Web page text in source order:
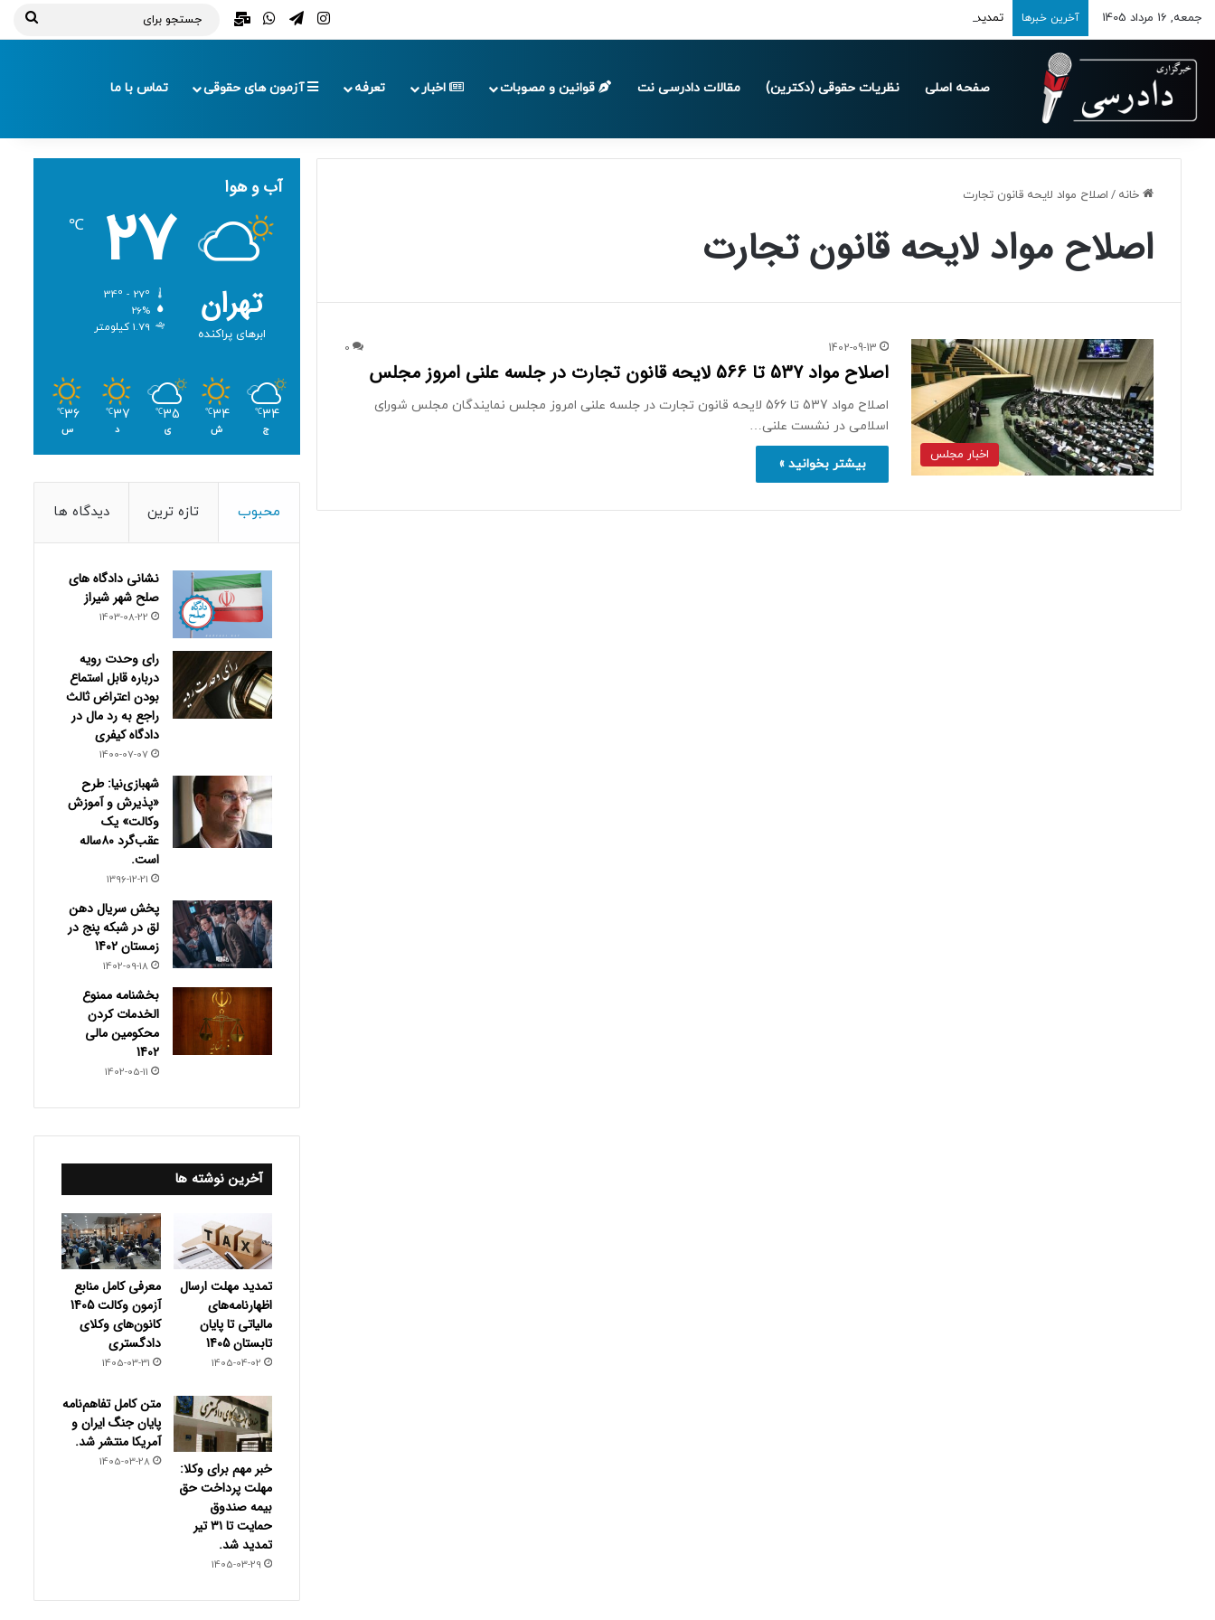
جمعه, 16 مرداد 1405 آخرین خبرها تمدید مهلت ارسال اظهارنامه‌های مالیاتی تا پایان تابستان 1405 اینستاگرام
تلگرامواتس آپ
ایمیل
صفحه اصلی نظریات حقوقی (دکترین) مقالات دادرسی نت قوانین و مصوبات اخبار تعرفه آزمون های حقوقی تماس با ما
خانه / اصلاح مواد لایحه قانون تجارت
اصلاح مواد لایحه قانون تجارت
اخبار مجلس
1402-09-13
0
اصلاح مواد 537 تا 566 لایحه قانون تجارت در جلسه علنی امروز مجلس
اصلاح مواد 537 تا 566 لایحه قانون تجارت در جلسه علنی امروز مجلس نمایندگان مجلس شورای
اسلامی در نشست علنی…
بیشتر بخوانید »
آب و هوا
تهران
ابرهای پراکنده
27
℃
26%
1.79 کیلومتر
34
℃
ج
34
℃
ش
35
℃
ی
37
℃
د
36
℃
س
محبوب تازه ترین دیدگاه ها
نشانی دادگاه های
صلح شهر شیراز
1403-08-22
رای وحدت رویه
درباره قابل استماع
بودن اعتراض ثالث
راجع به رد مال در
دادگاه کیفری
1400-07-07
شهبازی‌نیا: طرح
«پذیرش و آموزش
وکالت» یک
عقب‌گرد ۸۰ساله
است.
1396-12-21
پخش سریال دهن
لق در شبکه پنج در
زمستان 1402
1402-09-18
بخشنامه ممنوع
الخدمات کردن
محکومین مالی
1402
1402-05-11
آخرین نوشته ها
تمدید مهلت ارسال
اظهارنامه‌های
مالیاتی تا پایان
تابستان 1405
1405-04-02
معرفی کامل منابع
آزمون وکالت 1405
کانون‌های وکلای
دادگستری
1405-03-31
خبر مهم برای وکلا:
مهلت پرداخت حق
بیمه صندوق
حمایت تا ۳۱ تیر
تمدید شد.
1405-03-29
متن کامل تفاهم‌نامه
پایان جنگ ایران و
آمریکا منتشر شد.
1405-03-28